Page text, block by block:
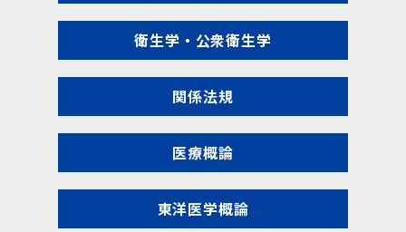
衛生学・公衆衛生学
関係法規
医療概論
東洋医学概論